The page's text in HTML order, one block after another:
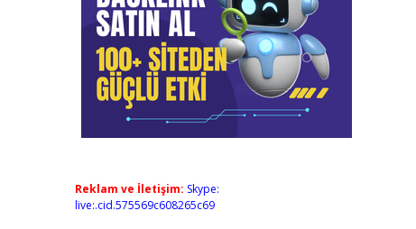
Reklam ve İletişim: Skype:
live:.cid.575569c608265c69